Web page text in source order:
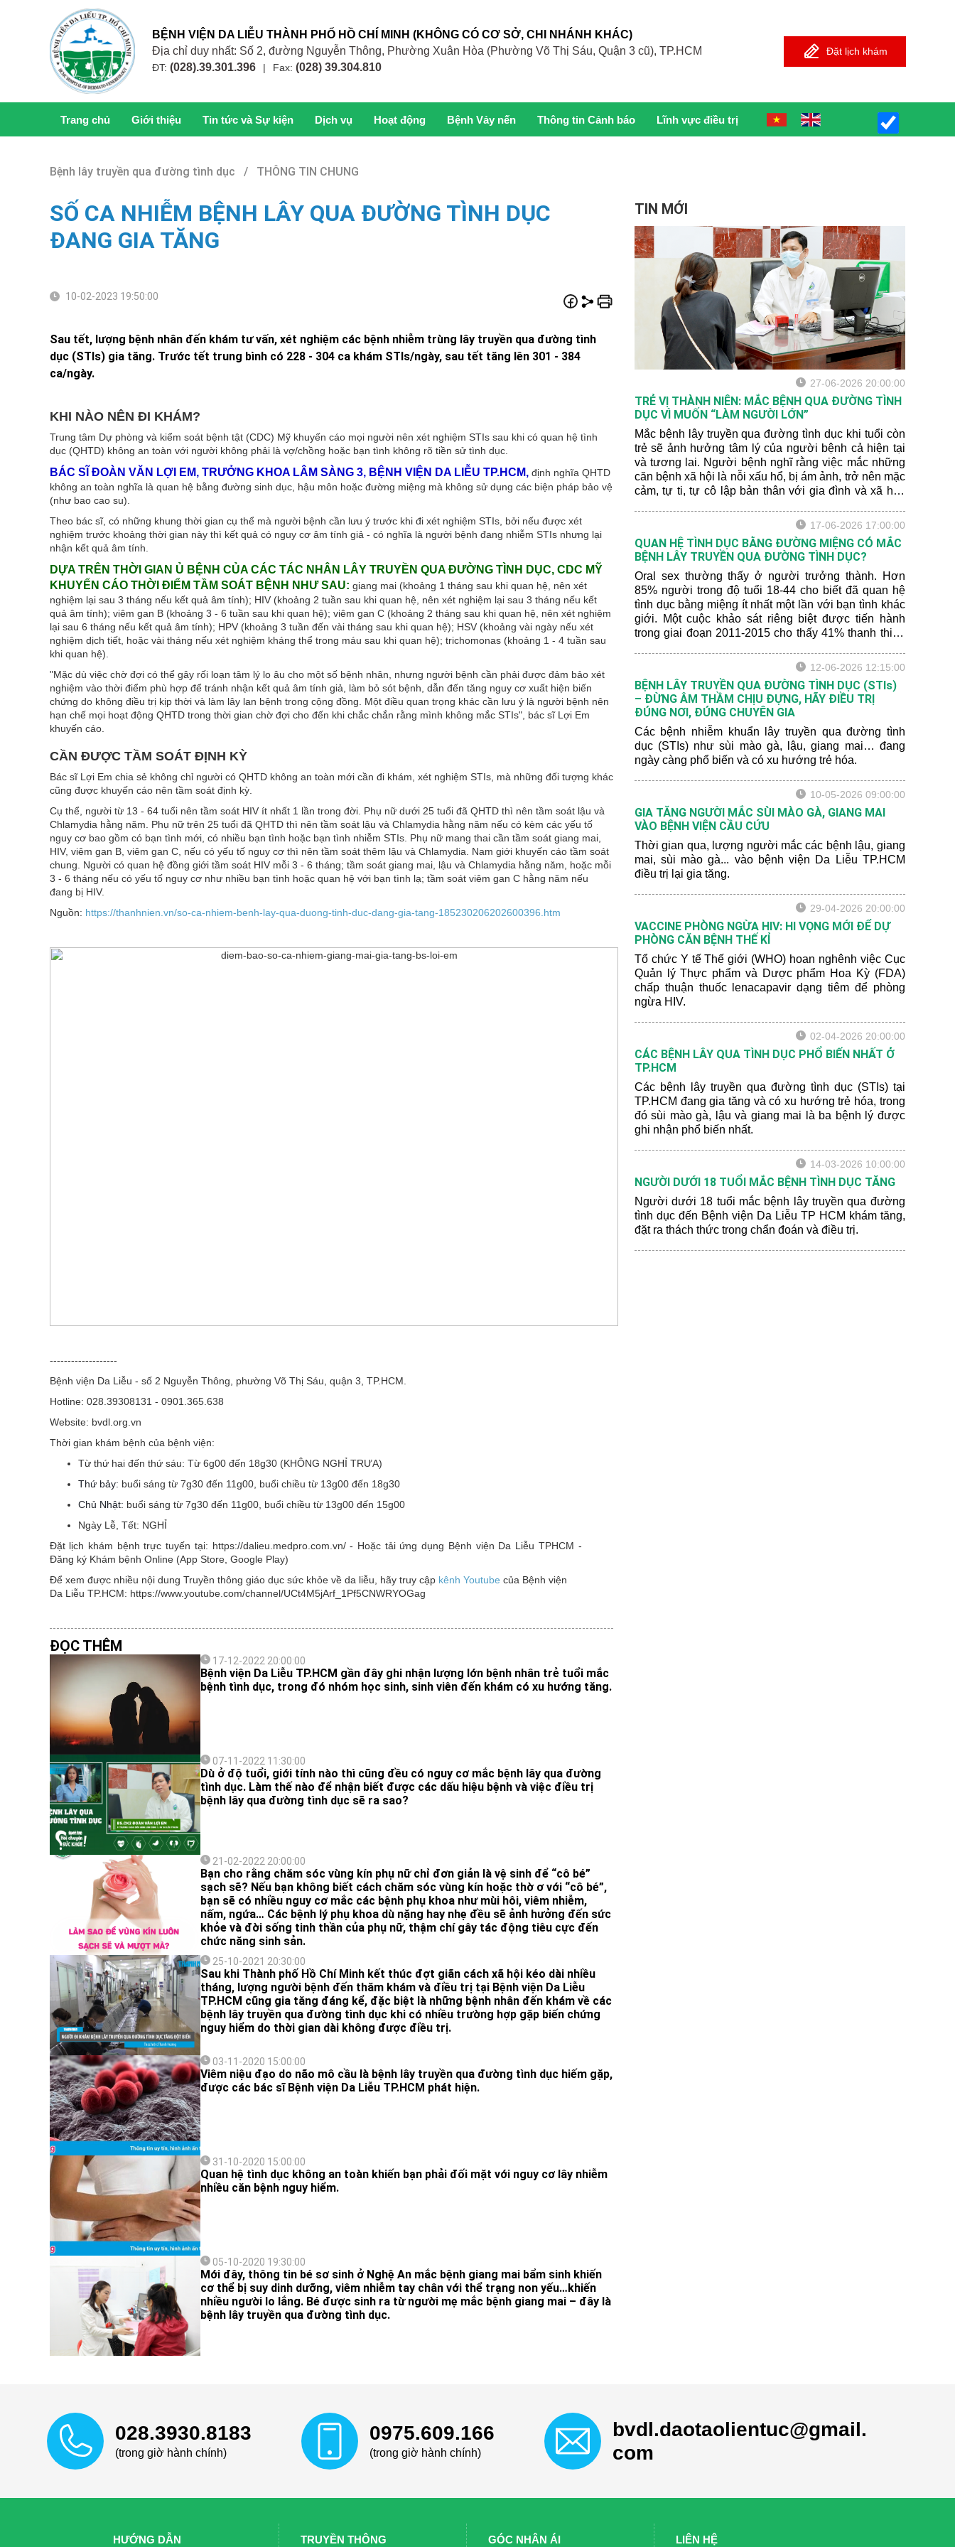
BỆNH VIỆN DA LIỄU THÀNH PHỐ HỒ CHÍ MINH (KHÔNG CÓ CƠ SỞ, CHI NHÁNH KHÁC)
Địa chỉ duy nhất: Số 2, đường Nguyễn Thông, Phường Xuân Hòa (Phường Võ Thị Sáu, Quận 3 cũ), TP.HCM
ĐT: (028).39.301.396 | Fax: (028) 39.304.810
Đặt lịch khám
Trang chủ Giới thiệu Tin tức và Sự kiện Dịch vụ Hoạt động Bệnh Vảy nến Thông tin Cảnh báo Lĩnh vực điều trị
Bệnh lây truyền qua đường tình dục / THÔNG TIN CHUNG
SỐ CA NHIỄM BỆNH LÂY QUA ĐƯỜNG TÌNH DỤC
ĐANG GIA TĂNG
10-02-2023 19:50:00
Sau tết, lượng bệnh nhân đến khám tư vấn, xét nghiệm các bệnh nhiễm trùng lây truyền qua đường tình
dục (STIs) gia tăng. Trước tết trung bình có 228 - 304 ca khám STIs/ngày, sau tết tăng lên 301 - 384
ca/ngày.
KHI NÀO NÊN ĐI KHÁM?
Trung tâm Dự phòng và kiểm soát bệnh tật (CDC) Mỹ khuyến cáo mọi người nên xét nghiệm STIs sau khi có quan hệ tình
dục (QHTD) không an toàn với người không phải là vợ/chồng hoặc bạn tình không rõ tiền sử tình dục.
BÁC SĨ ĐOÀN VĂN LỢI EM, TRƯỞNG KHOA LÂM SÀNG 3, BỆNH VIỆN DA LIỄU TP.HCM,định nghĩa QHTD
không an toàn nghĩa là quan hệ bằng đường sinh dục, hậu môn hoặc đường miệng mà không sử dụng các biện pháp bảo vệ
(như bao cao su).
Theo bác sĩ, có những khung thời gian cụ thể mà người bệnh cần lưu ý trước khi đi xét nghiệm STIs, bởi nếu được xét
nghiệm trước khoảng thời gian này thì kết quả có nguy cơ âm tính giả - có nghĩa là người bệnh đang nhiễm STIs nhưng lại
nhận kết quả âm tính.
DỰA TRÊN THỜI GIAN Ủ BỆNH CỦA CÁC TÁC NHÂN LÂY TRUYỀN QUA ĐƯỜNG TÌNH DỤC, CDC MỸ
KHUYẾN CÁO THỜI ĐIỂM TẦM SOÁT BỆNH NHƯ SAU: giang mai (khoảng 1 tháng sau khi quan hệ, nên xét
nghiệm lại sau 3 tháng nếu kết quả âm tính); HIV (khoảng 2 tuần sau khi quan hệ, nên xét nghiệm lại sau 3 tháng nếu kết
quả âm tính); viêm gan B (khoảng 3 - 6 tuần sau khi quan hệ); viêm gan C (khoảng 2 tháng sau khi quan hệ, nên xét nghiệm
lại sau 6 tháng nếu kết quả âm tính); HPV (khoảng 3 tuần đến vài tháng sau khi quan hệ); HSV (khoảng vài ngày nếu xét
nghiệm dịch tiết, hoặc vài tháng nếu xét nghiệm kháng thể trong máu sau khi quan hệ); trichomonas (khoảng 1 - 4 tuần sau
khi quan hệ).
"Mặc dù việc chờ đợi có thể gây rối loạn tâm lý lo âu cho một số bệnh nhân, nhưng người bệnh cần phải được đảm bảo xét
nghiệm vào thời điểm phù hợp để tránh nhận kết quả âm tính giả, làm bỏ sót bệnh, dẫn đến tăng nguy cơ xuất hiện biến
chứng do không điều trị kịp thời và làm lây lan bệnh trong cộng đồng. Một điều quan trọng khác cần lưu ý là người bệnh nên
hạn chế mọi hoạt động QHTD trong thời gian chờ đợi cho đến khi chắc chắn rằng mình không mắc STIs", bác sĩ Lợi Em
khuyến cáo.
CẦN ĐƯỢC TẦM SOÁT ĐỊNH KỲ
Bác sĩ Lợi Em chia sẻ không chỉ người có QHTD không an toàn mới cần đi khám, xét nghiệm STIs, mà những đối tượng khác
cũng được khuyến cáo nên tầm soát định kỳ.
Cụ thể, người từ 13 - 64 tuổi nên tầm soát HIV ít nhất 1 lần trong đời. Phụ nữ dưới 25 tuổi đã QHTD thì nên tầm soát lậu và
Chlamydia hằng năm. Phụ nữ trên 25 tuổi đã QHTD thì nên tầm soát lậu và Chlamydia hằng năm nếu có kèm các yếu tố
nguy cơ bao gồm có bạn tình mới, có nhiều bạn tình hoặc bạn tình nhiễm STIs. Phụ nữ mang thai cần tầm soát giang mai,
HIV, viêm gan B, viêm gan C, nếu có yếu tố nguy cơ thì nên tầm soát thêm lậu và Chlamydia. Nam giới khuyến cáo tầm soát
chung. Người có quan hệ đồng giới tầm soát HIV mỗi 3 - 6 tháng; tầm soát giang mai, lậu và Chlamydia hằng năm, hoặc mỗi
3 - 6 tháng nếu có yếu tố nguy cơ như nhiều bạn tình hoặc quan hệ với bạn tình lạ; tầm soát viêm gan C hằng năm nếu
đang bị HIV.
Nguồn: https://thanhnien.vn/so-ca-nhiem-benh-lay-qua-duong-tinh-duc-dang-gia-tang-185230206202600396.htm
-------------------
Bệnh viện Da Liễu - số 2 Nguyễn Thông, phường Võ Thị Sáu, quận 3, TP.HCM.
Hotline: 028.39308131 - 0901.365.638
Website: bvdl.org.vn
Thời gian khám bệnh của bệnh viện:
Từ thứ hai đến thứ sáu: Từ 6g00 đến 18g30 (KHÔNG NGHỈ TRƯA)
Thứ bảy: buổi sáng từ 7g30 đến 11g00, buổi chiều từ 13g00 đến 18g30
Chủ Nhật: buổi sáng từ 7g30 đến 11g00, buổi chiều từ 13g00 đến 15g00
Ngày Lễ, Tết: NGHỈ
Đặt lịch khám bệnh trực tuyến tại: https://dalieu.medpro.com.vn/ - Hoặc tải ứng dụng Bệnh viện Da Liễu TPHCM -
Đăng ký Khám bệnh Online (App Store, Google Play)
Để xem được nhiều nội dung Truyền thông giáo dục sức khỏe về da liễu, hãy truy cậpkênh Youtube của Bệnh viện
Da Liễu TP.HCM: https://www.youtube.com/channel/UCt4M5jArf_1Pf5CNWRYOGag
ĐỌC THÊM
17-12-2022 20:00:00
Bệnh viện Da Liễu TP.HCM gần đây ghi nhận lượng lớn bệnh nhân trẻ tuổi mắc
bệnh tình dục, trong đó nhóm học sinh, sinh viên đến khám có xu hướng tăng.
07-11-2022 11:30:00
Dù ở độ tuổi, giới tính nào thì cũng đều có nguy cơ mắc bệnh lây qua đường
tình dục. Làm thế nào để nhận biết được các dấu hiệu bệnh và việc điều trị
bệnh lây qua đường tình dục sẽ ra sao?
21-02-2022 20:00:00
Bạn cho rằng chăm sóc vùng kín phụ nữ chỉ đơn giản là vệ sinh để “cô bé”
sạch sẽ? Nếu bạn không biết cách chăm sóc vùng kín hoặc thờ ơ với “cô bé”,
bạn sẽ có nhiều nguy cơ mắc các bệnh phụ khoa như mùi hôi, viêm nhiễm,
nấm, ngứa… Các bệnh lý phụ khoa dù nặng hay nhẹ đều sẽ ảnh hưởng đến sức
khỏe và đời sống tinh thần của phụ nữ, thậm chí gây tác động tiêu cực đến
chức năng sinh sản.
25-10-2021 20:30:00
Sau khi Thành phố Hồ Chí Minh kết thúc đợt giãn cách xã hội kéo dài nhiều
tháng, lượng người bệnh đến thăm khám và điều trị tại Bệnh viện Da Liễu
TP.HCM cũng gia tăng đáng kể, đặc biệt là những bệnh nhân đến khám về các
bệnh lây truyền qua đường tình dục khi có nhiều trường hợp gặp biến chứng
nguy hiểm do thời gian dài không được điều trị.
03-11-2020 15:00:00
Viêm niệu đạo do não mô cầu là bệnh lây truyền qua đường tình dục hiếm gặp,
được các bác sĩ Bệnh viện Da Liễu TP.HCM phát hiện.
31-10-2020 15:00:00
Quan hệ tình dục không an toàn khiến bạn phải đối mặt với nguy cơ lây nhiễm
nhiều căn bệnh nguy hiểm.
05-10-2020 19:30:00
Mới đây, thông tin bé sơ sinh ở Nghệ An mắc bệnh giang mai bẩm sinh khiến
cơ thể bị suy dinh dưỡng, viêm nhiễm tay chân với thể trạng non yếu…khiến
nhiều người lo lắng. Bé được sinh ra từ người mẹ mắc bệnh giang mai – đây là
bệnh lây truyền qua đường tình dục.
TIN MỚI
27-06-2026 20:00:00
TRẺ VỊ THÀNH NIÊN: MẮC BỆNH QUA ĐƯỜNG TÌNH
DỤC VÌ MUỐN “LÀM NGƯỜI LỚN”
Mắc bệnh lây truyền qua đường tình dục khi tuổi còn
trẻ sẽ ảnh hưởng tâm lý của người bệnh cả hiện tại
và tương lai. Người bệnh nghĩ rằng việc mắc những
căn bệnh xã hội là nỗi xấu hổ, bị ám ảnh, trở nên mặc
cảm, tự ti, tự cô lập bản thân với gia đình và xã hội.
quan hệ tình dục do sợ bị tái nhiễm hoặc sợ lây lan
cho bạn tình, lo lắng bạn tình phát hiện mình đã từng
bị nhiễm bệnh.
17-06-2026 17:00:00
QUAN HỆ TÌNH DỤC BẰNG ĐƯỜNG MIỆNG CÓ MẮC
BỆNH LÂY TRUYỀN QUA ĐƯỜNG TÌNH DỤC?
Oral sex thường thấy ở người trưởng thành. Hơn
85% người trong độ tuổi 18-44 cho biết đã quan hệ
tình dục bằng miệng ít nhất một lần với bạn tình khác
giới. Một cuộc khảo sát riêng biệt được tiến hành
trong giai đoạn 2011-2015 cho thấy 41% thanh thiếu
bằng miệng với bạn tình khác giới. 12-06-2026 12:15:00
BỆNH LÂY TRUYỀN QUA ĐƯỜNG TÌNH DỤC (STIs)
– ĐỪNG ÂM THẦM CHỊU ĐỰNG, HÃY ĐIỀU TRỊ
ĐÚNG NƠI, ĐÚNG CHUYÊN GIA
Các bệnh nhiễm khuẩn lây truyền qua đường tình
dục (STIs) như sùi mào gà, lậu, giang mai… đang
ngày càng phổ biến và có xu hướng trẻ hóa.
10-05-2026 09:00:00
GIA TĂNG NGƯỜI MẮC SÙI MÀO GÀ, GIANG MAI
VÀO BỆNH VIỆN CẦU CỨU
Thời gian qua, lượng người mắc các bệnh lậu, giang
mai, sùi mào gà... vào bệnh viện Da Liễu TP.HCM
điều trị lại gia tăng.
29-04-2026 20:00:00
VACCINE PHÒNG NGỪA HIV: HI VỌNG MỚI ĐỂ DỰ
PHÒNG CĂN BỆNH THẾ KỈ
Tổ chức Y tế Thế giới (WHO) hoan nghênh việc Cục
Quản lý Thực phẩm và Dược phẩm Hoa Kỳ (FDA)
chấp thuận thuốc lenacapavir dạng tiêm để phòng
ngừa HIV.
02-04-2026 20:00:00
CÁC BỆNH LÂY QUA TÌNH DỤC PHỔ BIẾN NHẤT Ở
TP.HCM
Các bệnh lây truyền qua đường tình dục (STIs) tại
TP.HCM đang gia tăng và có xu hướng trẻ hóa, trong
đó sùi mào gà, lậu và giang mai là ba bệnh lý được
ghi nhận phổ biến nhất.
14-03-2026 10:00:00
NGƯỜI DƯỚI 18 TUỔI MẮC BỆNH TÌNH DỤC TĂNG
Người dưới 18 tuổi mắc bệnh lây truyền qua đường
tình dục đến Bệnh viện Da Liễu TP HCM khám tăng,
đặt ra thách thức trong chẩn đoán và điều trị.
028.3930.8183
(trong giờ hành chính)
0975.609.166
(trong giờ hành chính)
bvdl.daotaolientuc@gmail.
com
HƯỚNG DẪN TRUYỀN THÔNG GÓC NHÂN ÁI LIÊN HỆ